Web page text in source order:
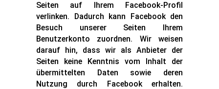
Seiten auf Ihrem Facebook-Profil
verlinken. Dadurch kann Facebook den
Besuch unserer Seiten Ihrem
Benutzerkonto zuordnen. Wir weisen
darauf hin, dass wir als Anbieter der
Seiten keine Kenntnis vom Inhalt der
übermittelten Daten sowie deren
Nutzung durch Facebook erhalten.